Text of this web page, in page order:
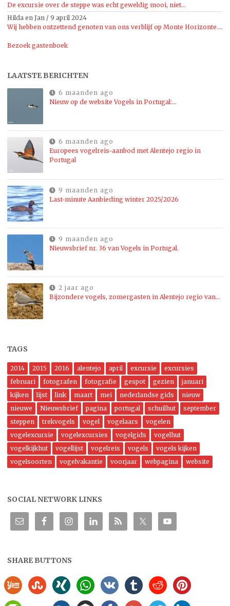
De excursie over de steppe was echt geweldig mooi, niet...
Hilda en Jan / 9 april 2024
Wij hebben ontzettend genoten van ons verblijf op Monte Horizonte....
Bezoek gastenboek
LAATSTE BERICHTEN
6 maanden ago
Nieuw op de website Vogels in Portugal:…
6 maanden ago
Europees vogelreis-aanbod met Alentejo regio in
Portugal
9 maanden ago
Last-minute Aanbieding winter 2025/2026
9 maanden ago
Nieuwsbrief nr. 36 van Vogels in Portugal.
2 jaar ago
Bijzondere vogels, zomergasten in Alentejo regio van…
TAGS
2014 2015 2016 alentejo april excursie
excursies
februari
fotografen fotografie gespot gezien
januari
kijken
lijst link maart mei nederlandse gids
nieuw
nieuwe
Nieuwsbrief pagina portugal schuilhut
september
steppen
trekvogels vogel vogelaars
vogelen
vogelexcursie
vogelexcursies vogelgids
vogelhut
vogelkijkhut
vogellijst vogelreis vogels
vogels kijken
vogelsoorten
vogelvakantie voorjaar webpagina website
SOCIAL NETWORK LINKS
SHARE BUTTONS